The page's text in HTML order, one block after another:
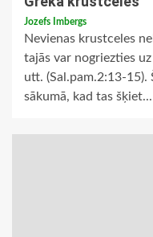
Jozefs Imbergs
Nevienas krustceles
tajās var nogriezties uz
utt. (Sal.pam.2:13-15).
sākumā, kad tas šķiet...